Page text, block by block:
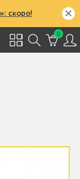
скоро!
0